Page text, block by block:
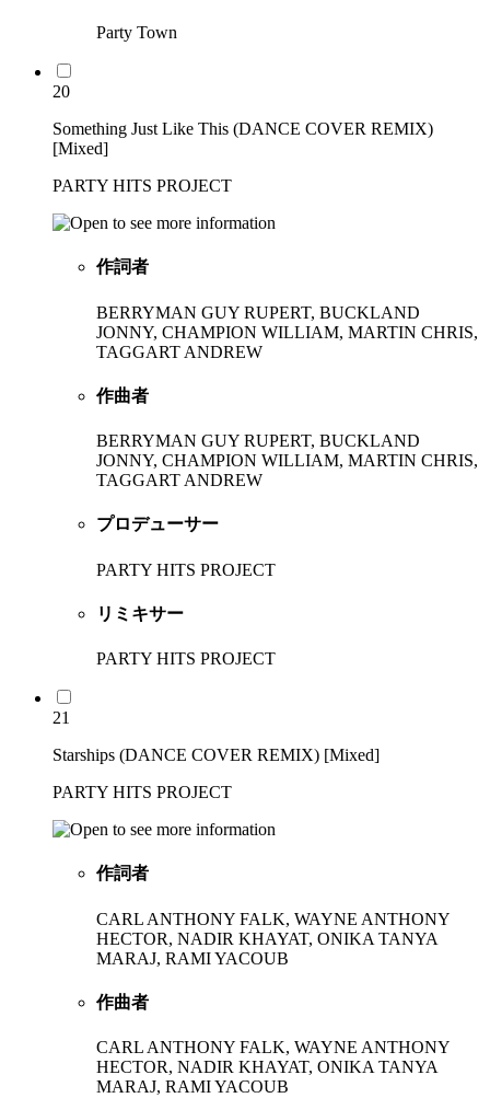
Party Town
20
Something Just Like This (DANCE COVER REMIX)
[Mixed]
PARTY HITS PROJECT
作詞者
BERRYMAN GUY RUPERT, BUCKLAND
JONNY, CHAMPION WILLIAM, MARTIN CHRIS,
TAGGART ANDREW
作曲者
BERRYMAN GUY RUPERT, BUCKLAND
JONNY, CHAMPION WILLIAM, MARTIN CHRIS,
TAGGART ANDREW
プロデューサー
PARTY HITS PROJECT
リミキサー
PARTY HITS PROJECT
21
Starships (DANCE COVER REMIX) [Mixed]
PARTY HITS PROJECT
作詞者
CARL ANTHONY FALK, WAYNE ANTHONY
HECTOR, NADIR KHAYAT, ONIKA TANYA
MARAJ, RAMI YACOUB
作曲者
CARL ANTHONY FALK, WAYNE ANTHONY
HECTOR, NADIR KHAYAT, ONIKA TANYA
MARAJ, RAMI YACOUB